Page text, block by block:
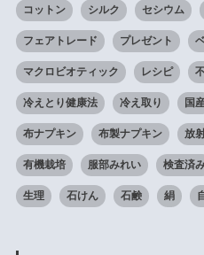
コットン シルク セシウム
フェアトレード プレゼント
マクロビオティック レシピ
冷えとり健康法 冷え取り 国
布ナプキン 布製ナプキン 放
有機栽培 服部みれい 検査済
生理 石けん 石鹸 絹